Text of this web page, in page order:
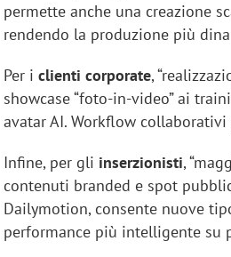
permette anche una creazione
rendendo la produzione più
Per iclienti corporate,
showcase “foto-in-video” ai
avatar AI. Workflow
Infine, per gli inserzionisti,
contenuti branded e spot
Dailymotion, consente nuove
performance più intelligente su
Emanuele Viora di
«La creatività resta